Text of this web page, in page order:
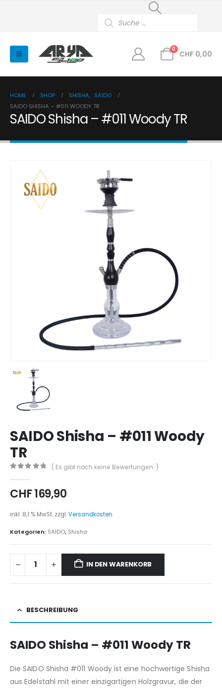
search
0
CHF 0,00
HOME SHOP SHISHA, SAIDO
SAIDO SHISHA – #011 WOODY TR
SAIDO Shisha – #011 Woody TR
SAIDO Shisha – #011 Woody
TR
( Es gibt noch keine Bewertungen. )
CHF169,90
inkl. 8,1 % MwSt. zzgl.Versandkosten
Kategorien: SAIDO, Shisha
IN DEN WARENKORB
BESCHREIBUNG
SAIDO Shisha – #011 Woody TR
Die SAIDO Shisha #011 Woody ist eine hochwertige Shisha
aus Edelstahl mit einer einzigartigen Holzgravur, die der